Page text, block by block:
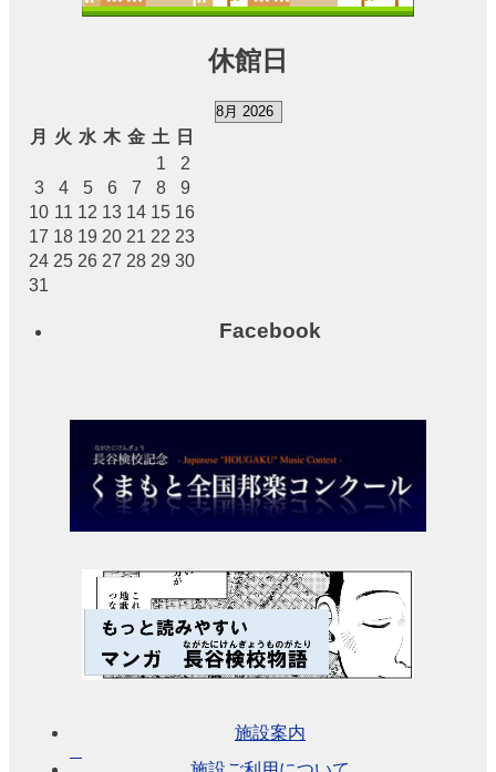
予
の
ご
あ
ん
な
に
つ
い
施
設
の
設
休館日
月 火 水 木 金 土
日
1
2
3
4 5 6 7 8
9
10 11 12 13 14 15 16
17 18 19 20 21 22 23
24 25 26 27 28 29 30
31
Facebook
施設案内